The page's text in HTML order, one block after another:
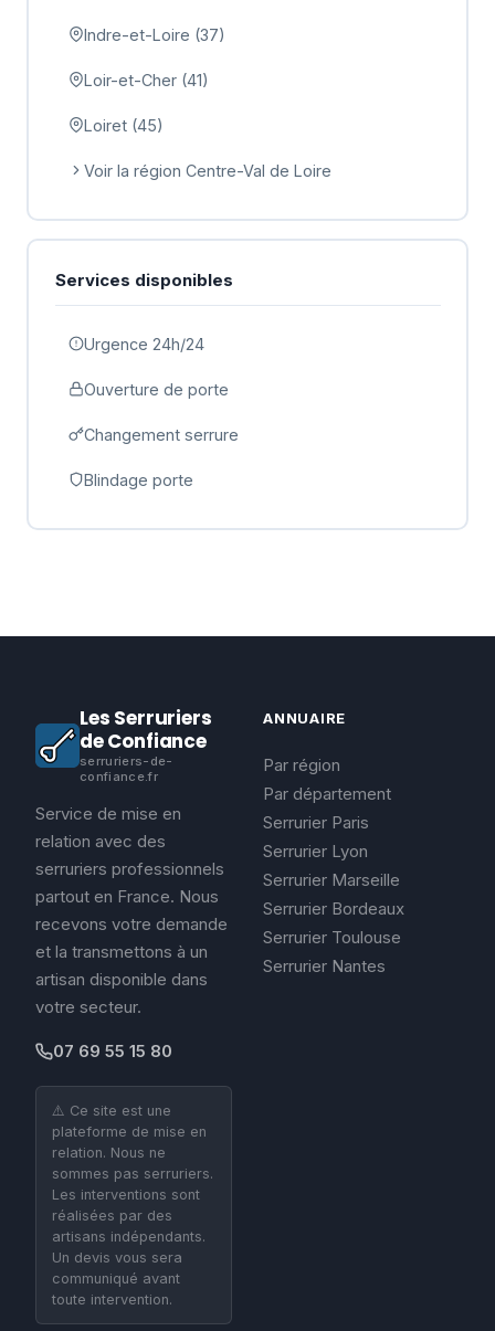
Indre-et-Loire (37)
Loir-et-Cher (41)
Loiret (45)
Voir la région Centre-Val de Loire
Services disponibles
Urgence 24h/24
Ouverture de porte
Changement serrure
Blindage porte
Les Serruriers
de Confiance
serruriers-de-
confiance.fr
Service de mise en
relation avec des
serruriers professionnels
partout en France. Nous
recevons votre demande
et la transmettons à un
artisan disponible dans
votre secteur.
07 69 55 15 80
⚠️ Ce site est une
plateforme de mise en
relation. Nous ne
sommes pas serruriers.
Les interventions sont
réalisées par des
artisans indépendants.
Un devis vous sera
communiqué avant
toute intervention.
ANNUAIRE
Par région
Par département
Serrurier Paris
Serrurier Lyon
Serrurier Marseille
Serrurier Bordeaux
Serrurier Toulouse
Serrurier Nantes